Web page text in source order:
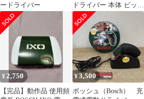
ードライバー
ドライバー 本体 ビット
セット付き
¥ 2,750
【完品】動作品 使用頻
¥3,500
ボッシュ（Bosch） 充